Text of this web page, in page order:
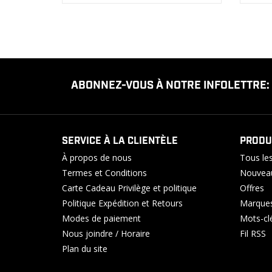
ABONNEZ-VOUS À NOTRE INFOLETTRE:
SERVICE À LA CLIENTÈLE
À propos de nous
Termes et Conditions
Carte Cadeau Privilège et politique
Politique Expédition et Retours
Modes de paiement
Nous joindre / Horaire
Plan du site
Tous
Offres
Mots-
Fil RSS